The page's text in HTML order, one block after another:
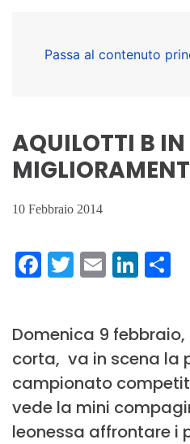
Passa al contenuto
AQUILOTTI B IN
10 Febbraio 2014
Facebook
Twitter
Email
Domenica 9
corta, va in scena la
campionato
vede la mini
leonessa affrontare i